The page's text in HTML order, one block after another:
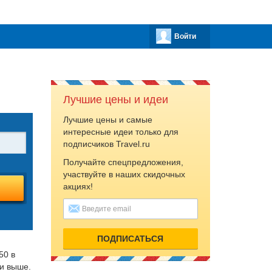
Войти
Вс
16
23в
выше.
Лучшие цены и идеи
Лучшие цены и самые
интересные идеи только для
подписчиков Travel.ru
Получайте спецпредложения,
участвуйте в наших скидочных
акциях!
ПОДПИСАТЬСЯ